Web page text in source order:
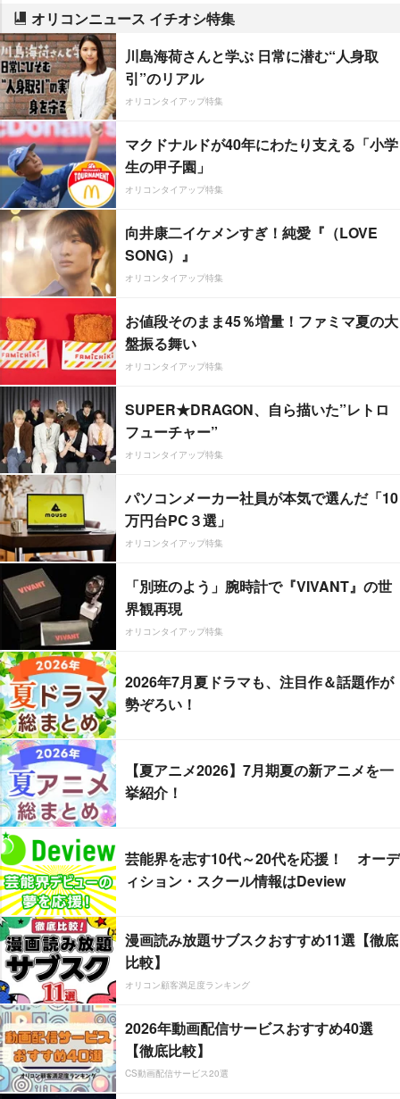
オリコンニュース イチオシ特集
川島海荷さんと学ぶ 日常に潜む“人身取
引”のリアル
オリコンタイアップ特集
マクドナルドが40年にわたり支える「小学
生の甲子園」
オリコンタイアップ特集
向井康二イケメンすぎ！純愛『（LOVE
SONG）』
オリコンタイアップ特集
お値段そのまま45％増量！ファミマ夏の大
盤振る舞い
オリコンタイアップ特集
SUPER★DRAGON、自ら描いた”レトロ
フューチャー”
オリコンタイアップ特集
パソコンメーカー社員が本気で選んだ「10
万円台PC３選」
オリコンタイアップ特集
「別班のよう」腕時計で『VIVANT』の世
界観再現
オリコンタイアップ特集
2026年7月夏ドラマも、注目作＆話題作が
勢ぞろい！
【夏アニメ2026】7月期夏の新アニメを一
挙紹介！
芸能界を志す10代～20代を応援！ オーデ
ィション・スクール情報はDeview
漫画読み放題サブスクおすすめ11選【徹底
比較】
オリコン顧客満足度ランキング
2026年動画配信サービスおすすめ40選
【徹底比較】
CS動画配信サービス20選